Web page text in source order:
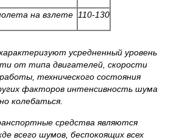
на взлете 110-130
усредненный уровень
от типа двигателей, скорости
технического состояния
факторов интенсивность шума
колебаться.
средства являются
всего шумов, беспокоящих всех